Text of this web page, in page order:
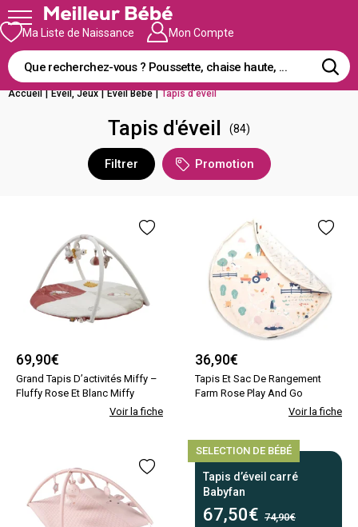
Ma Liste de Naissance Mon Compte
Accueil | Éveil, Jeux | Éveil Bébé | Tapis d'éveil
Tapis d'éveil (84)
Filtrer Promotion
69,90€
Grand Tapis D’activités Miffy –
Fluffy Rose Et Blanc Miffy
Voir la fiche
36,90€
Tapis Et Sac De Rangement
Farm Rose Play And Go
Voir la fiche
SELECTION DE BÉBÉ
Tapis d’éveil carré
Babyfan
67,50€ 74,90€